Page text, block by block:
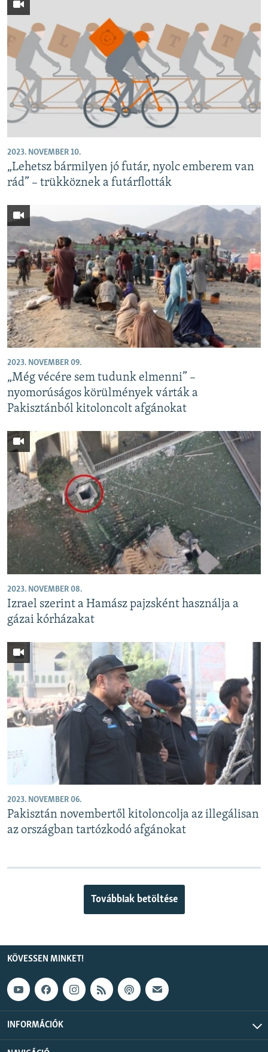
2023. NOVEMBER 10.
„Lehetsz bármilyen jó futár, nyolc emberem van
rád” – trükköznek a futárflották
2023. NOVEMBER 09.
„Még vécére sem tudunk elmenni” –
nyomorúságos körülmények várták a
Pakisztánból kitoloncolt afgánokat
2023. NOVEMBER 08.
Izrael szerint a Hamász pajzsként használja a
gázai kórházakat
2023. NOVEMBER 06.
Pakisztán novembertől kitoloncolja az illegálisan
az országban tartózkodó afgánokat
Továbbiak betöltése
KÖVESSEN MINKET!
INFORMÁCIÓK